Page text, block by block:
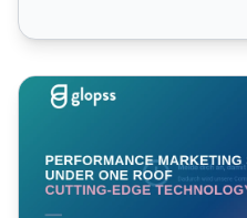
Programme d'affiliation